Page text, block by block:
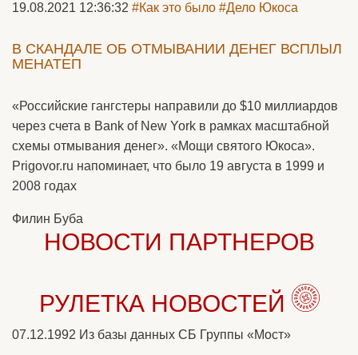
19.08.2021 12:36:32 #Как это было #Дело Юкоса
В СКАНДАЛЕ ОБ ОТМЫВАНИИ ДЕНЕГ ВСПЛЫЛ
МЕНАТЕП
«Российские гангстеры направили до $10 миллиардов
через счета в Bank of New York в рамках масштабной
схемы отмывания денег». «Мощи святого Юкоса».
Prigovor.ru напоминает, что было 19 августа в 1999 и
2008 годах
Филин Буба
НОВОСТИ ПАРТНЕРОВ
РУЛЕТКА НОВОСТЕЙ
07.12.1992 Из базы данных СБ Группы «Мост»